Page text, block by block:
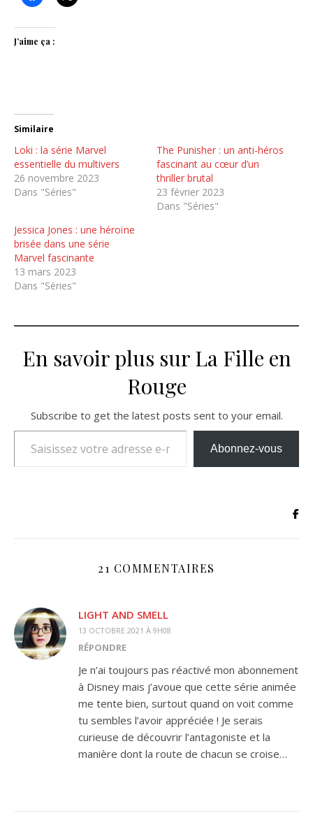
J’aime ça :
Similaire
Loki : la série Marvel
essentielle du multivers
26 novembre 2023
Dans "Séries"
The Punisher : un anti-héros
fascinant au cœur d’un
thriller brutal
23 février 2023
Dans "Séries"
Jessica Jones : une héroïne
brisée dans une série
Marvel fascinante
13 mars 2023
Dans "Séries"
En savoir plus sur La Fille en
Rouge
Subscribe to get the latest posts sent to your email.
Saisissez votre adresse e-mail…
Abonnez-vous
21 COMMENTAIRES
LIGHT AND SMELL
13 OCTOBRE 2021 À 9H08
RÉPONDRE
Je n’ai toujours pas réactivé mon abonnement
à Disney mais j’avoue que cette série animée
me tente bien, surtout quand on voit comme
tu sembles l’avoir appréciée ! Je serais
curieuse de découvrir l’antagoniste et la
manière dont la route de chacun se croise…